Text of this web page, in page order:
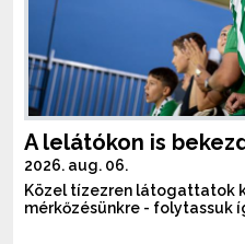
A lelátókon is
2026. aug. 06.
Közel tízezren látogattatok
mérkőzésünkre - folytassuk